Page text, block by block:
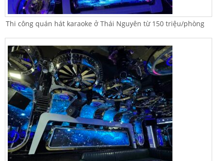
Thi công quán hát karaoke ở Thái Nguyên từ 150 triệu/phòng